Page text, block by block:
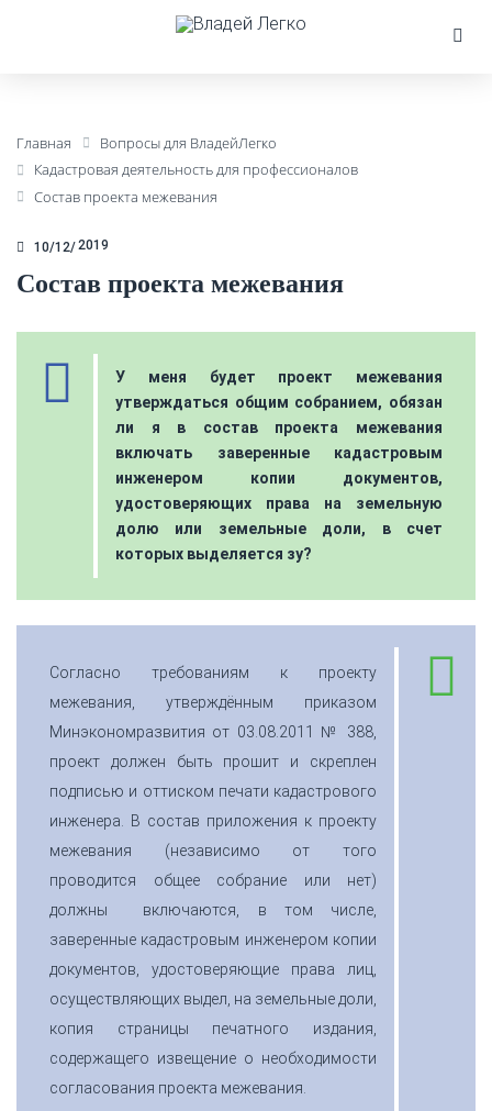
Главная
Вопросы для ВладейЛегко
Кадастровая деятельность для профессионалов
Состав проекта межевания
10/12 2019
Состав проекта межевания
У меня будет проект межевания
утверждаться общим собранием, обязан
ли я в состав проекта межевания
включать заверенные кадастровым
инженером копии документов,
удостоверяющих права на земельную
долю или земельные доли, в счет
которых выделяется зу?
Согласно требованиям к проекту
межевания, утверждённым приказом
Минэкономразвития от 03.08.2011 № 388,
проект должен быть прошит и скреплен
подписью и оттиском печати кадастрового
инженера. В состав приложения к проекту
межевания (независимо от того
проводится общее собрание или нет)
должны включаются, в том числе,
заверенные кадастровым инженером копии
документов, удостоверяющие права лиц,
осуществляющих выдел, на земельные доли,
копия страницы печатного издания,
содержащего извещение о необходимости
согласования проекта межевания.